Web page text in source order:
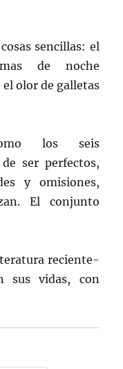
sencillas: el
de noche
olor de galletas
los seis
ser perfectos,
y omisiones,
El conjunto
reciente-
sus vidas, con